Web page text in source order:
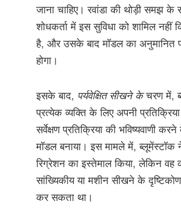
जाना चाहिए। रवांडा की थोड़ी समझ के
शोधकर्ता में इस सुविधा को शामिल नहीं
है, और उसके बाद मॉडल का अनुमानित
होगा।
इसके बाद, पर्यवेक्षित सीखने केचरण में,
प्रत्येक व्यक्ति के लिए अपनी
सर्वेक्षण प्रतिक्रिया की भविष्यवाणी
मॉडल बनाया। इस मामले में, ब्लूमेंस्टॉक
रिग्रेशन का इस्तेमाल किया, लेकिन वह
सांख्यिकीय या मशीन सीखने के
कर सकता था।